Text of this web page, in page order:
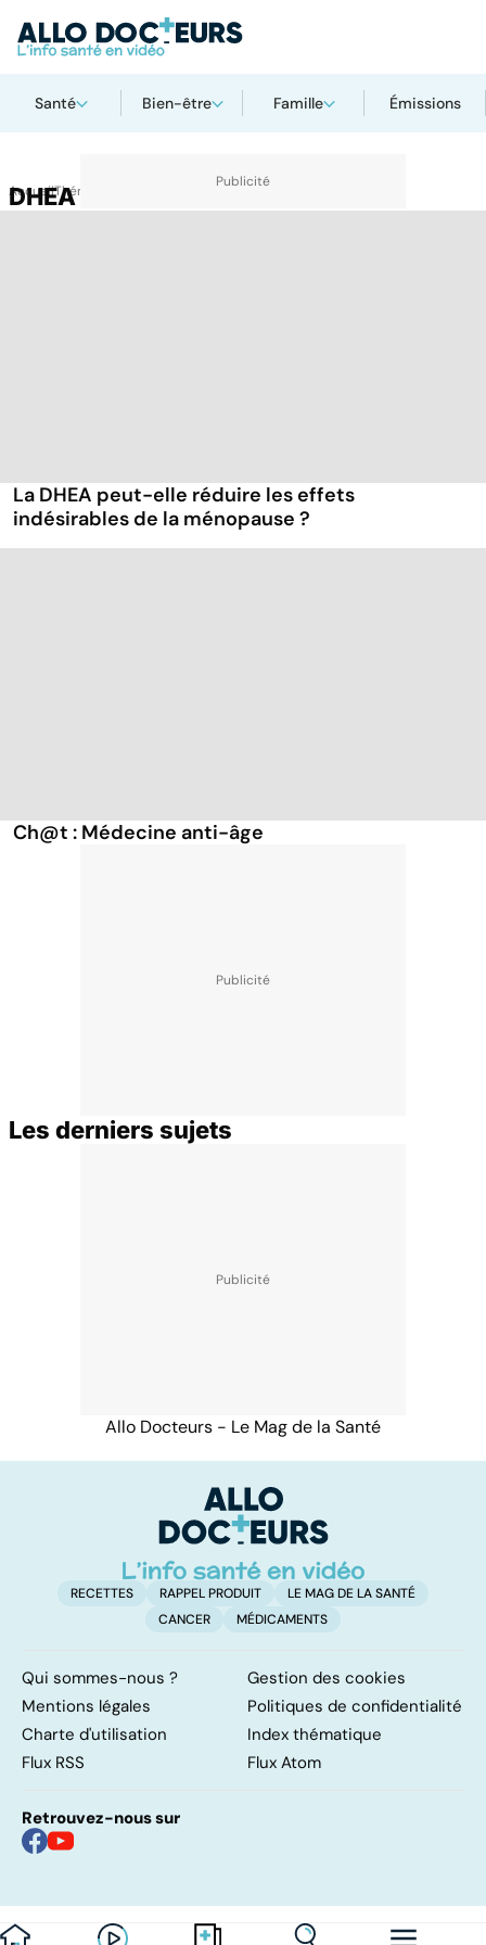
Santé Bien-être Famille Émissions
AccueilThématiques
DHEA
La DHEA peut-elle réduire les effets
indésirables de la ménopause ?
Ch@t : Médecine anti-âge
Les derniers sujets
Allo Docteurs - Le Mag de la Santé
RECETTES RAPPEL PRODUIT
LE MAG DE LA SANTÉ
CANCER
MÉDICAMENTS
Qui sommes-nous ?
Gestion des cookies
Mentions légales
Politiques de confidentialité
Charte d'utilisation
Index thématique
Flux RSS
Flux Atom
Retrouvez-nous sur